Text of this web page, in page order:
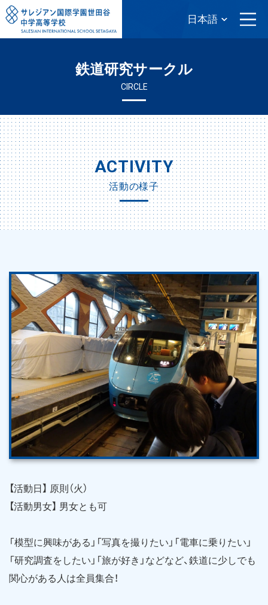
鉄道研究サークル
CIRCLE
ACTIVITY
活動の様子
【活動日】 原則（火）
【活動男女】 男女とも可
「模型に興味がある」「写真を撮りたい」「電車に乗りたい」
「研究調査をしたい」「旅が好き」などなど、鉄道に少しでも
関心がある人は全員集合！